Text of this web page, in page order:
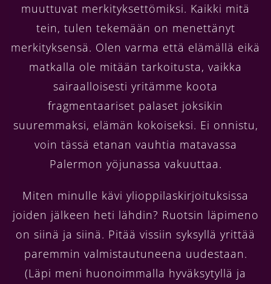
muuttuvat merkityksettömiksi. Kaikki mitä
tein, tulen tekemään on menettänyt
merkityksensä. Olen varma että elämällä eikä
matkalla ole mitään tarkoitusta, vaikka
sairaalloisesti yritämme koota
fragmentaariset palaset joksikin
suuremmaksi, elämän kokoiseksi. Ei onnistu,
voin tässä etanan vauhtia matavassa
Palermon yöjunassa vakuuttaa.
Miten minulle kävi ylioppilaskirjoituksissa
joiden jälkeen heti lähdin? Ruotsin läpimeno
on siinä ja siinä. Pitää vissiin syksyllä yrittää
paremmin valmistautuneena uudestaan.
(Läpi meni huonoimmalla hyväksytyllä ja